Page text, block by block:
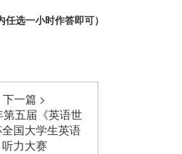
任选一小时作答即可）
下一篇 >
第五届《英语世
国大学生英语
听力大赛